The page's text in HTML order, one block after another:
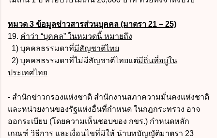
หมวด 3 ข้อมูลข่าวสารส่วนบุคคล (มาตรา 21 – 25)
19. คำว่า “บุคคล” ในหมวดนี้ หมายถึง
1) บุคคลธรรมดาที่มีสัญชาติไทย
2) บุคคลธรรมดาที่ไม่มีสัญชาติไทยแต่มีถิ่นที่อยู่ใน
ประเทศไทย
- สำนักข่าวกรองแห่งชาติ สำนักงานสภาความมั่นคงแห่งชาติ
และหน่วยงานของรัฐแห่งอื่นที่กำหนด ในกฎกระทรวง อาจ
ออกระเบียบ (โดยความเห็นชอบของ กขร.) กำหนดหลัก
เกณฑ์ วิธีการ และเงื่อนไขที่มิให้ นำบทบัญญัติมาตรา 23